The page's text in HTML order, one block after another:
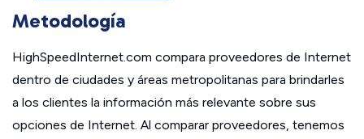
Metodología
HighSpeedInternet.com compara proveedores de Internet
dentro de ciudades y áreas metropolitanas para brindarles
a los clientes la información más relevante sobre sus
opciones de Internet. Al comparar proveedores, tenemos